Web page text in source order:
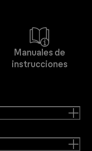
Manuales de
instrucciones